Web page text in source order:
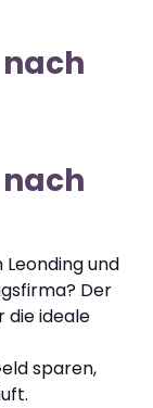
und
Der
die ideale
sparen,